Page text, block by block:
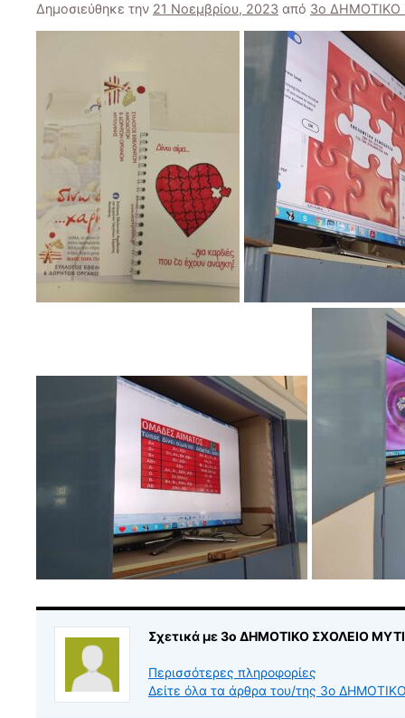
Δημοσιεύθηκε την 21 Νοεμβρίου, 2023 από 3ο ΔΗΜΟΤΙΚΟ
Σχετικά με 3ο ΔΗΜΟΤΙΚΟ ΣΧΟΛΕΙΟ
Περισσότερες πληροφορίες
Δείτε όλα τα άρθρα του/της 3ο